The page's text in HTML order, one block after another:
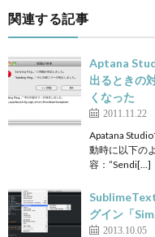
関連する記事
Aptana
出るときの
くなった
2011.11.22
Apatana
動時に以下の
容：”Sendi[…]
グイン「
2013.10.05